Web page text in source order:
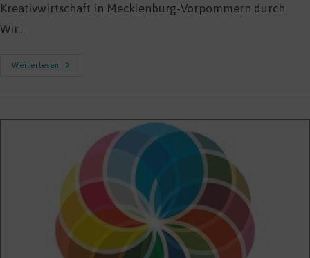
Kreativwirtschaft in Mecklenburg-Vorpommern durch.
Wir…
Weiterlesen
Die
Gestalten